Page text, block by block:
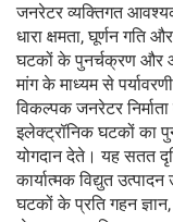
जनरेटर व्यक्तिगत
धारा क्षमता, घूर्णन
घटकों के पुनर्चक्रण और
मांग के माध्यम से
विकल्पक जनरेटर
इलेक्ट्रॉनिक घटकों का
योगदान देते। यह सतत
कार्यात्मक विद्युत
घटकों के प्रति गहन